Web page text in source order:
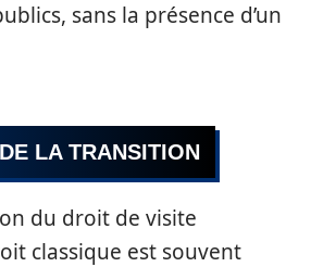
sans la présence d’un
LA TRANSITION
du droit de visite
classique est souvent